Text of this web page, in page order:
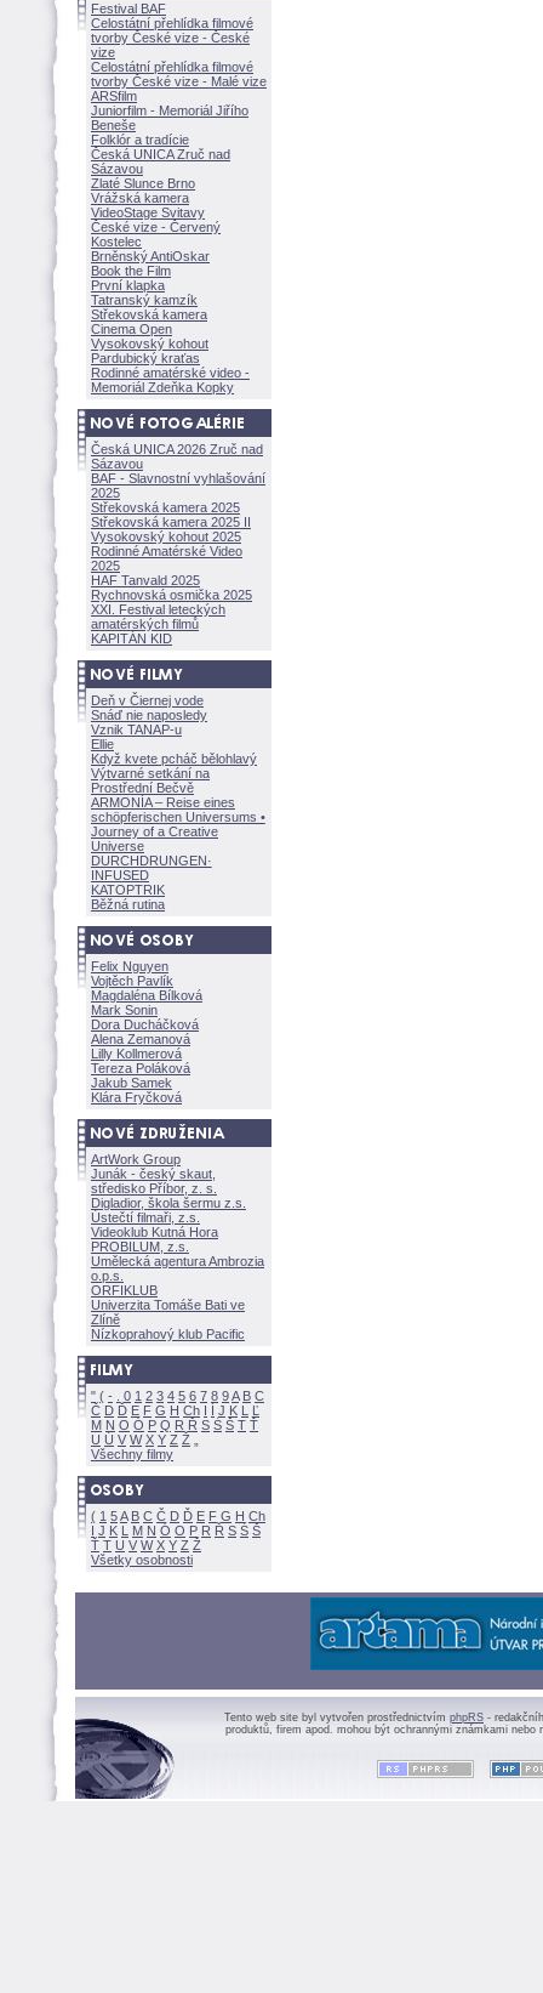
Festival BAF
Celostátní přehlídka filmové
tvorby České vize - České
vize
Celostátní přehlídka filmové
tvorby České vize - Malé vize
ARSfilm
Juniorfilm - Memoriál Jiřího
Beneše
Folklór a tradície
Česká UNICA Zruč nad
Sázavou
Zlaté Slunce Brno
Vrážská kamera
VideoStage Svitavy
České vize - Červený
Kostelec
Brněnský AntiOskar
Book the Film
První klapka
Tatranský kamzík
Střekovská kamera
Cinema Open
Vysokovský kohout
Pardubický kraťas
Rodinné amatérské video -
Memoriál Zdeňka Kopky
Česká UNICA 2026 Zruč nad
Sázavou
BAF - Slavnostní vyhlašování
2025
Střekovská kamera 2025
Střekovská kamera 2025 II
Vysokovský kohout 2025
Rodinné Amatérské Video
2025
HAF Tanvald 2025
Rychnovská osmička 2025
XXI. Festival leteckých
amatérských filmů
KAPITÁN KID
Deň v Čiernej vode
Snáď nie naposledy
Vznik TANAP-u
Ellie
Když kvete pcháč bělohlavý
Výtvarné setkání na
Prostřední Bečvě
ARMONÍA – Reise eines
schöpferischen Universums •
Journey of a Creative
Universe
DURCHDRUNGEN·
INFUSED
KATOPTRIK
Běžná rutina
Felix Nguyen
Vojtěch Pavlík
Magdaléna Bílkov
Mark Sonin
Dora Ducháčkov
Alena Zemanov
Lilly Kollmerov
Tereza Polákov
Jakub Samek
Klára Fryčkov
ArtWork Group
Junák - český skaut,
středisko Příbor, z. s.
Digladior, škola šermu z.s.
Ústečtí filmaři, z.s.
Videoklub Kutná Hora
PROBILUM, z.s.
Umělecká agentura Ambrozia
o.p.s.
ORFIKLUB
Univerzita Tomáše Bati ve
Zlíně
Nízkoprahový klub Pacific
" ( - 0 1 2 3 4 5 6 7 8 9A B C
Č D Ď E F G H Ch I Í J K L
Ľ
M N O Ó P Q R Ř S Ś T Ť
U Ú V W X Y Z
Všechny filmy
( 1 5A B C Č D Ď E F G H Ch
I J K L M N Ó O P R Ř S Ś
Ť T U V W X Y Z
Všetky osobnosti
Tento web site byl vytvořen prostřednictvím phpRS -
produktů, firem apod. mohou být ochrannými známkami